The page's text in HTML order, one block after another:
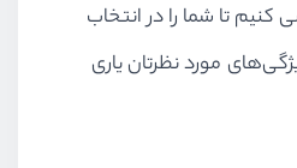
کنیم تا شما را در انتخاب
مورد نظرتان یاری